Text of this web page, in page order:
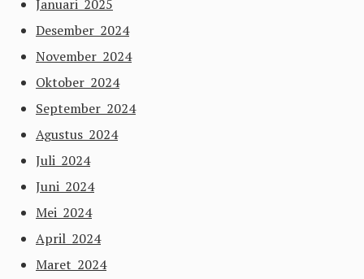
Januari 2025
Desember 2024
November 2024
Oktober 2024
September 2024
Agustus 2024
Juli 2024
Juni 2024
Mei 2024
April 2024
Maret 2024